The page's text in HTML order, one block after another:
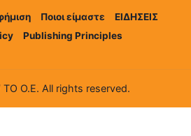
Ποιοι είμαστε
ΕΙΔΗΣΕΙΣ
Publishing Principles
Ο.Ε. All rights reserved.